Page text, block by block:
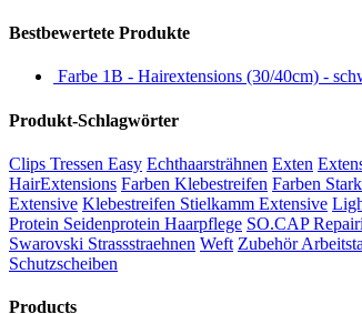
Bestbewertete Produkte
Farbe 1B - Hairextensions (30/40cm) -
Produkt-Schlagwörter
Clips Tressen Easy Echthaarsträhnen Exten
HairExtensions Farben Klebestreifen Farben Stark
Extensive Klebestreifen Stielkamm Extensive
Protein Seidenprotein Haarpflege SO.CAP
Swarovski Strassstraehnen Weft Zubehör
Schutzscheiben
Products